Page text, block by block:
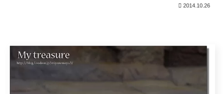
2014.10.26